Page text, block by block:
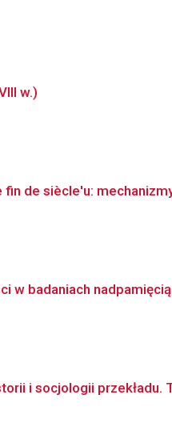
w.)
de siècle'u:
w badaniach nadpamięcią
i socjologii przekładu.